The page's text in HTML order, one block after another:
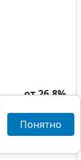
Понятно
от 26.8%
1 - 30
от